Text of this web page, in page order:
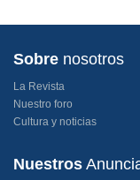
Sobre nosotros
La Revista
Nuestro foro
Cultura y noticias
Nuestros